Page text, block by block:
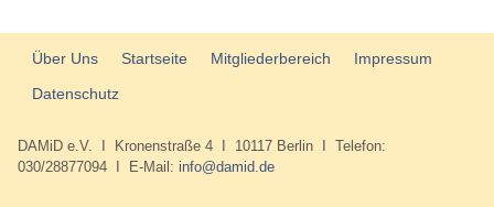
Über Uns Startseite Mitgliederbereich
Impressum
Datenschutz
DAMiD e.V. I Kronenstraße 4 I 10117 Berlin I Telefon:
030/28877094 I E-Mail: info@damid.de